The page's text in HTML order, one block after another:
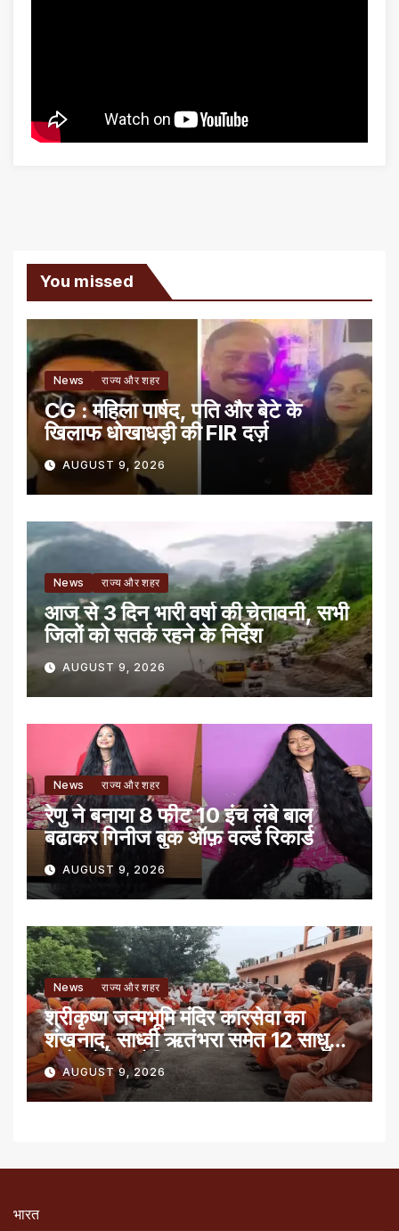
You missed
News राज्य और शहर
CG : महिला पार्षद, पति और बेटे के
खिलाफ धोखाधड़ी की FIR दर्ज़
AUGUST 9, 2026
News राज्य और शहर
आज से 3 दिन भारी वर्षा की चेतावनी, सभी
जिलों को सतर्क रहने के निर्देश
AUGUST 9, 2026
News राज्य और शहर
रेणु ने बनाया 8 फीट 10 इंच लंबे बाल
बढाकर गिनीज बुक ऑफ़ वर्ल्ड रिकार्ड
AUGUST 9, 2026
News राज्य और शहर
श्रीकृष्ण जन्मभूमि मंदिर कारसेवा का
शंखनाद, साध्वी ऋतंभरा समेत 12 साधु-
संतों को रेड नोटिस
AUGUST 9, 2026
भारत